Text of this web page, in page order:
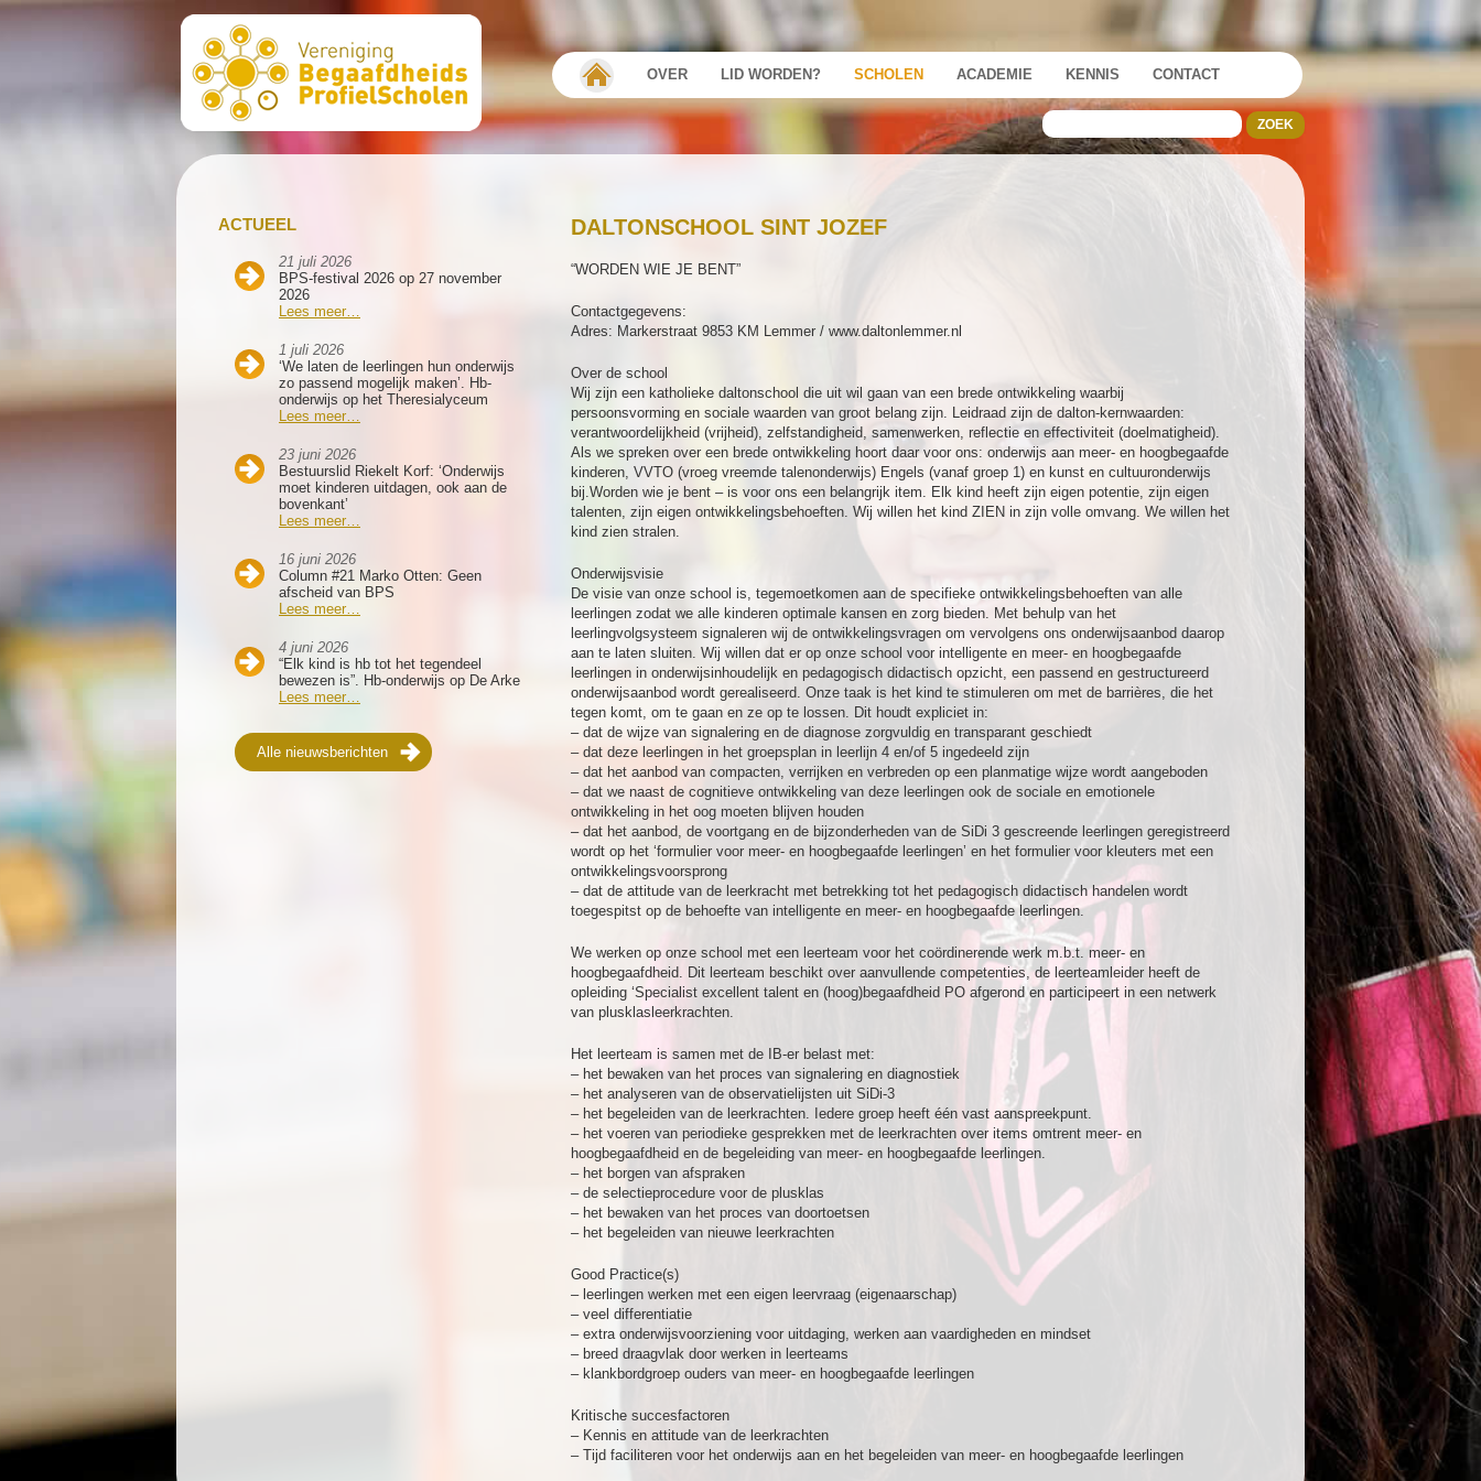
OVER LID WORDEN? SCHOLEN ACADEMIE KENNIS CONTACT
ACTUEEL
21 juli 2026
BPS-festival 2026 op 27 november
2026
Lees meer…
1 juli 2026
‘We laten de leerlingen hun onderwijs
zo passend mogelijk maken’. Hb-
onderwijs op het Theresialyceum
Lees meer…
23 juni 2026
Bestuurslid Riekelt Korf: ‘Onderwijs
moet kinderen uitdagen, ook aan de
bovenkant’
Lees meer…
16 juni 2026
Column #21 Marko Otten: Geen
afscheid van BPS
Lees meer…
4 juni 2026
“Elk kind is hb tot het tegendeel
bewezen is”. Hb-onderwijs op De Arke
Lees meer…
Alle nieuwsberichten
DALTONSCHOOL SINT JOZEF
“WORDEN WIE JE BENT”
Contactgegevens:
Adres: Markerstraat 9853 KM Lemmer / www.daltonlemmer.nl
Over de school
Wij zijn een katholieke daltonschool die uit wil gaan van een brede ontwikkeling waarbij
persoonsvorming en sociale waarden van groot belang zijn. Leidraad zijn de dalton-kernwaarden:
verantwoordelijkheid (vrijheid), zelfstandigheid, samenwerken, reflectie en effectiviteit (doelmatigheid).
Als we spreken over een brede ontwikkeling hoort daar voor ons: onderwijs aan meer- en hoogbegaafde
kinderen, VVTO (vroeg vreemde talenonderwijs) Engels (vanaf groep 1) en kunst en cultuuronderwijs
bij.Worden wie je bent – is voor ons een belangrijk item. Elk kind heeft zijn eigen potentie, zijn eigen
talenten, zijn eigen ontwikkelingsbehoeften. Wij willen het kind ZIEN in zijn volle omvang. We willen het
kind zien stralen.
Onderwijsvisie
De visie van onze school is, tegemoetkomen aan de specifieke ontwikkelingsbehoeften van alle
leerlingen zodat we alle kinderen optimale kansen en zorg bieden. Met behulp van het
leerlingvolgsysteem signaleren wij de ontwikkelingsvragen om vervolgens ons onderwijsaanbod daarop
aan te laten sluiten. Wij willen dat er op onze school voor intelligente en meer- en hoogbegaafde
leerlingen in onderwijsinhoudelijk en pedagogisch didactisch opzicht, een passend en gestructureerd
onderwijsaanbod wordt gerealiseerd. Onze taak is het kind te stimuleren om met de barrières, die het
tegen komt, om te gaan en ze op te lossen. Dit houdt expliciet in:
– dat de wijze van signalering en de diagnose zorgvuldig en transparant geschiedt
– dat deze leerlingen in het groepsplan in leerlijn 4 en/of 5 ingedeeld zijn
– dat het aanbod van compacten, verrijken en verbreden op een planmatige wijze wordt aangeboden
– dat we naast de cognitieve ontwikkeling van deze leerlingen ook de sociale en emotionele
ontwikkeling in het oog moeten blijven houden
– dat het aanbod, de voortgang en de bijzonderheden van de SiDi 3 gescreende leerlingen geregistreerd
wordt op het ‘formulier voor meer- en hoogbegaafde leerlingen’ en het formulier voor kleuters met een
ontwikkelingsvoorsprong
– dat de attitude van de leerkracht met betrekking tot het pedagogisch didactisch handelen wordt
toegespitst op de behoefte van intelligente en meer- en hoogbegaafde leerlingen.
We werken op onze school met een leerteam voor het coördinerende werk m.b.t. meer- en
hoogbegaafdheid. Dit leerteam beschikt over aanvullende competenties, de leerteamleider heeft de
opleiding ‘Specialist excellent talent en (hoog)begaafdheid PO afgerond en participeert in een netwerk
van plusklasleerkrachten.
Het leerteam is samen met de IB-er belast met:
– het bewaken van het proces van signalering en diagnostiek
– het analyseren van de observatielijsten uit SiDi-3
– het begeleiden van de leerkrachten. Iedere groep heeft één vast aanspreekpunt.
– het voeren van periodieke gesprekken met de leerkrachten over items omtrent meer- en
hoogbegaafdheid en de begeleiding van meer- en hoogbegaafde leerlingen.
– het borgen van afspraken
– de selectieprocedure voor de plusklas
– het bewaken van het proces van doortoetsen
– het begeleiden van nieuwe leerkrachten
Good Practice(s)
– leerlingen werken met een eigen leervraag (eigenaarschap)
– veel differentiatie
– extra onderwijsvoorziening voor uitdaging, werken aan vaardigheden en mindset
– breed draagvlak door werken in leerteams
– klankbordgroep ouders van meer- en hoogbegaafde leerlingen
Kritische succesfactoren
– Kennis en attitude van de leerkrachten
– Tijd faciliteren voor het onderwijs aan en het begeleiden van meer- en hoogbegaafde leerlingen